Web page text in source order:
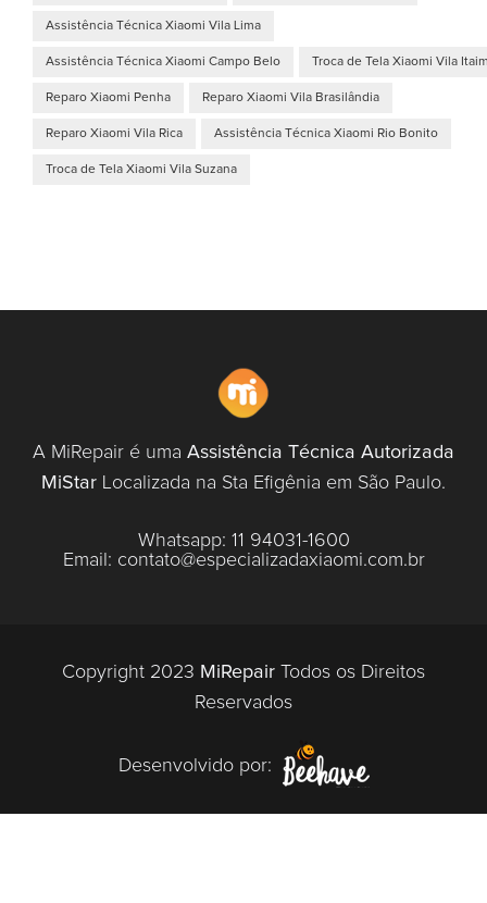
Assistência Técnica Xiaomi Vila Lima
Assistência Técnica Xiaomi Campo Belo Troca de Tela Xiaomi Vila
Reparo Xiaomi Penha Reparo Xiaomi Vila Brasilândia
Reparo Xiaomi Vila Rica Assistência Técnica Xiaomi Rio Bonito
Troca de Tela Xiaomi Vila Suzana
A MiRepair é uma Assistência Técnica Autorizada
MiStar Localizada na Sta Efigênia em São Paulo.
Whatsapp: 11 94031-1600
Email: contato@especializadaxiaomi.com.br
Copyright 2023 MiRepair Todos os Direitos
Reservados
Desenvolvido por: